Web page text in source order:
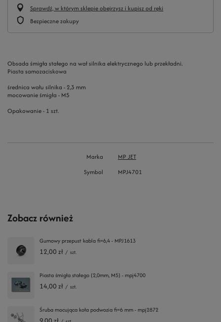
Sprawdź, w którym sklepie obejrzysz i kupisz od ręki
Bezpieczne zakupy
Obsada śmigła stałego na wał silnika elektrycznego lub przekładni.
Piasta samozaciskowa
średnica wału silnika - 2,3 mm
mocowanie śmigła - M5
Opakowanie - 1 szt.
Marka
MP JET
Symbol
MPJ4701
Zobacz również
Gumowy przepust kabla fi=6,4 - MPJ1613
12,00 zł / szt.
Piasta śmigła stałego (2,0mm, M5) - mpj4700
14,00 zł / szt.
Śruba mocująca koła podwozia fi=6 mm - mpj2872